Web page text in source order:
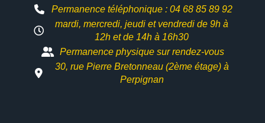
Permanence téléphonique : 04 68 85 89 92
mardi, mercredi, jeudi et vendredi de 9h à
12h etde 14h à 16h30
Permanence physique sur rendez-vous
30, rue Pierre Bretonneau (2ème étage) à
Perpignan